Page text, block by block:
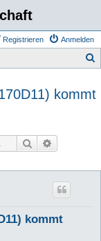
Anmelden
Registrieren
kommt
Suche
kommt